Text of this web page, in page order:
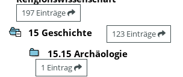
197 Einträge
15 Geschichte 123 Einträge
15.15 Archäologie
1 Eintrag